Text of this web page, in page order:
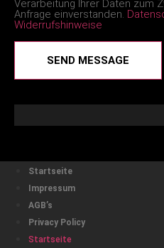
Verarbeitung Ihrer Daten zum
Anfrage einverstanden.
Widerrufshinweise
SEND MESSAGE
Startseite
Impressum
AGB’s
Privacy Policy
Startseite